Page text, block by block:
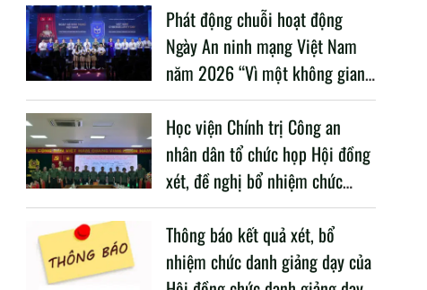
Phát động chuỗi hoạt động
Ngày An ninh mạng Việt Nam
năm 2026 “Vì một không gian
mạng nhân văn cho mỗi người”
Học viện Chính trị Công an
nhân dân tổ chức họp Hội đồng
xét, đề nghị bổ nhiệm chức
danh giảng dạy năm học 2025
– 2026
Thông báo kết quả xét, bổ
nhiệm chức danh giảng dạy của